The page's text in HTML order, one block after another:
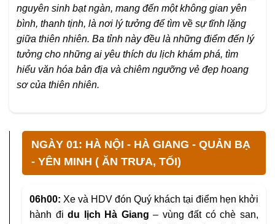
nguyên sinh bạt ngàn, mang đến một không gian yên
bình, thanh tịnh, là nơi lý tưởng để tìm về sự tĩnh lặng
giữa thiên nhiên. Ba tỉnh này đều là những điểm đến lý
tưởng cho những ai yêu thích du lịch khám phá, tìm
hiểu văn hóa bản địa và chiêm ngưỡng vẻ đẹp hoang
sơ của thiên nhiên.
NGÀY 01: HÀ NỘI - HÀ GIANG - QUẢN BẠ
- YÊN MINH ( ĂN TRƯA, TỐI)
06h00: Xe và HDV đón Quý khách tại điểm hẹn khởi
hành đidu lịch Hà Giang – vùng đất có chè san,